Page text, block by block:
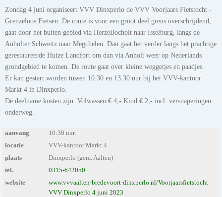
Zondag 4 juni organiseert VVV Dinxperlo de VVV Voorjaars Fietstocht -
Grenzeloos Fietsen. De route is voor een groot deel grens overschrijdend,
gaat door het buiten gebied via HerzeBocholt naar Isselburg, langs de
Anholter Schweitz naar Megchelen. Dan gaat het verder langs het prachtige
gerestaureerde Huize Landfort om dan via Anholt weer op Nederlands
grondgebied te komen. De route gaat over kleine weggetjes en paadjes.
Er kan gestart worden tussen 10.30 en 13.30 uur bij het VVV-kantoor
Markt 4 in Dinxperlo.
De deelname kosten zijn: Volwassen € 4,- Kind € 2,- incl. versnaperingen
onderweg.
aanvang
10:30 uur.
locatie
VVV-kantoor Markt 4
plaats
Dinxperlo (gem. Aalten)
tel.
0315-642050
website
www.vvvaalten-bredevoort-dinxperlo.nl/Voorjaarsfietstocht
VVV Dinxperlo 4 juni 2023